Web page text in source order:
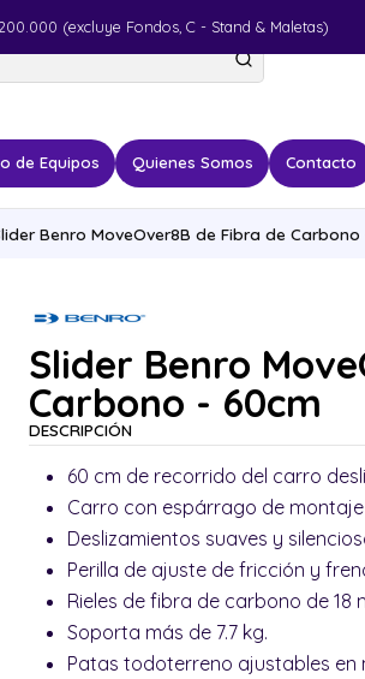
de Equipos Quienes Somos Contacto
(excluye Fondos, C - Stand & Maletas)
Benro MoveOver8B de Fibra de Carbono
Slider Benro
Carbono - 60cm
DESCRIPCIÓN
60 cm de recorrido del carro
Carro con espárrago de montaje
Deslizamientos suaves y
Perilla de ajuste de fricción y
Rieles de fibra de carbono de 18
Soporta más de 7.7 kg.
Patas todoterreno ajustables en